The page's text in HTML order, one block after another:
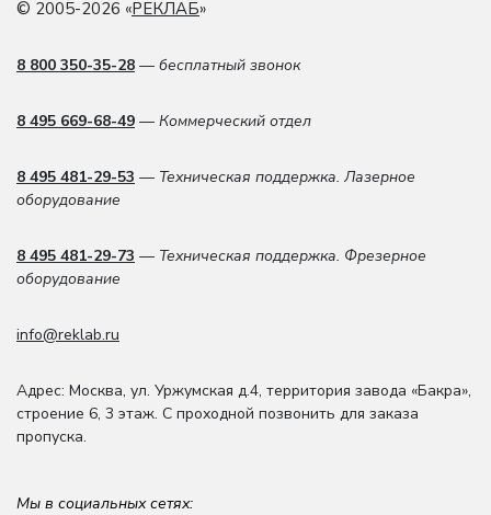
© 2005-2026 «РЕКЛАБ»
8 800 350-35-28 — бесплатный звонок
8 495 669-68-49 — Коммерческий отдел
8 495 481-29-53 — Техническая поддержка. Лазерное
оборудование
8 495 481-29-73 — Техническая поддержка. Фрезерное
оборудование
info@reklab.ru
Адрес: Москва, ул. Уржумская д.4, территория завода «Бакра»,
строение 6, 3 этаж. С проходной позвонить для заказа
пропуска.
Мы в социальных сетях: